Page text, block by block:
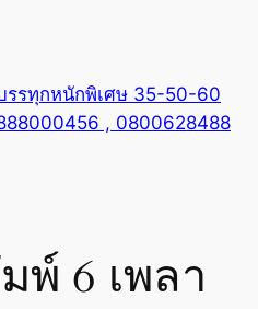
รรทุกหนักพิเศษ 35-50-60
, 0800628488
พ์ 6 เพลา